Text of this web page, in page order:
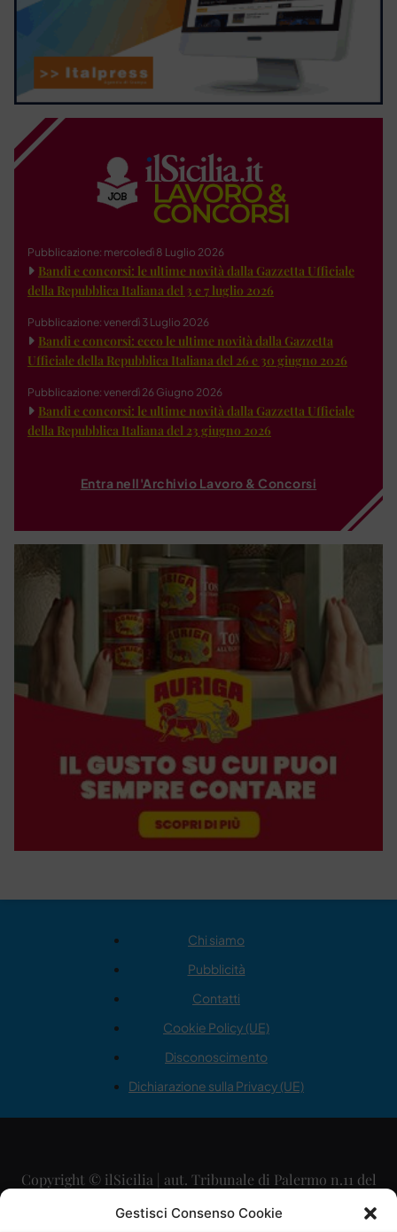
Gestisci Consenso Cookie
Pubblicazione: mercoledì 8 Luglio 2026
Bandi e concorsi: le ultime novità dalla Gazzetta Ufficiale
della Repubblica Italiana del 3 e 7 luglio 2026
Pubblicazione: venerdì 3 Luglio 2026
Bandi e concorsi: ecco le ultime novità dalla Gazzetta
Ufficiale della Repubblica Italiana del 26 e 30 giugno 2026
Pubblicazione: venerdì 26 Giugno 2026
Bandi e concorsi: le ultime novità dalla Gazzetta Ufficiale
della Repubblica Italiana del 23 giugno 2026
Entra nell'Archivio Lavoro & Concorsi
Chi siamo
Pubblicità
Contatti
Cookie Policy (UE)
Disconoscimento
Dichiarazione sulla Privacy (UE)
Copyright © ilSicilia | aut. Tribunale di Palermo n.11 del
29/09/2015